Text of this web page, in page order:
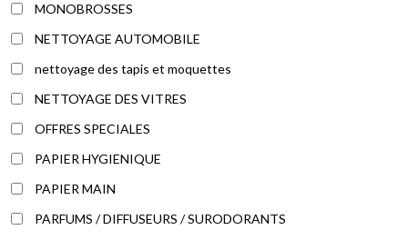
MONOBROSSES
NETTOYAGE AUTOMOBILE
nettoyage des tapis et moquettes
NETTOYAGE DES VITRES
OFFRES SPECIALES
PAPIER HYGIENIQUE
PAPIER MAIN
PARFUMS / DIFFUSEURS / SURODORANTS